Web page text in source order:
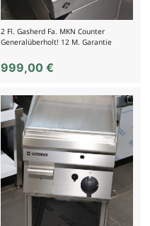
2 Fl. Gasherd Fa. MKN Counter
Generalüberholt! 12 M. Garantie
999,00€